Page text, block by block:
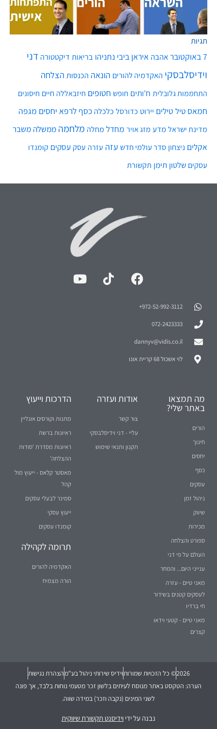
תגיות
7 באוקטובר אהבה איראן ביבי נתניהו בריאות דיקטטורה דני
וידיסלבסקי האקדמיה להורים הונאה הכנסות הצלחה
התחממות גלובלית ח'ותים חופש חטופים חיזבאללה חיים חיסונים
חמאס טיל טילים יירוט כדורסל כלכלה כסף לרפא יחסים מגפה
מדינת ישראל מדע מזג אויר מחדל מחלה מלחמה ממשלה משבר
אקלים ניצחון סדר עולמי חדש עזה עזרה עסק עסקים קומנדו
עסקים שלטון תימן תקשורת
972-52-992-3112⁩+
072-2423333
dannyv@vidis.co.il
לוי אשכול 68 קריית אונו
מה תמצאו
באתר שלי?
הורים
חינוך
יחסים
כסף
עסקים
ניהול זמן
שיווק
מכירות
ספורט והצלחה
העולם על פי דני
ענייני היום... והמחר
מאני טיים - עזרה
לעסקים קטנים בשידור
חי ברדיו
מאני טיים - קטעי וידאו
קצרים
אודות ועזרה
צור קשר
עליי - דני וידיסלבסקי
תקנון ותנאי שימוש
הדרכות וייעוץ
מתנות וקורסים אונליין
ראיונות ברשת
ראיונות מסדרת 'סודות
ההצלחה'
מאסטר קלאס - ייעוץ מול
קהל
סמינר לבעלי עסקים
ייעוץ עסקי
קומנדו עסקים
תרומה לקהילה
האקדמיה להורים
הורה מצמיח
2026© כל הזכויות שמורותוידיס שירותי ניהול בע"מהצהרת נגישות
הערה: הטקסט באתר מנוסח לעיתים בלשון זכר מטעמי נוחות בלבד, אך פונה
לשני המינים (נקבה וזכר) במידה שווה.
נבנה על ידי וידיסנט תקשורת שיווקית